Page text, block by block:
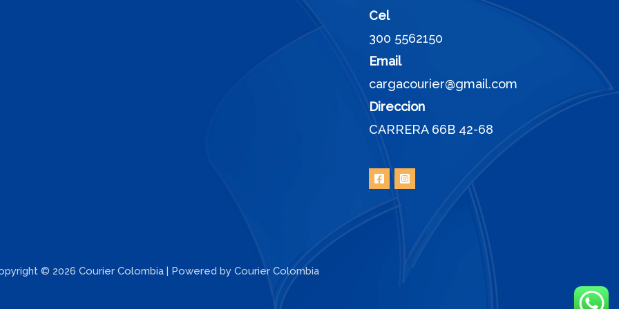
Cel
300 5562150
Email
cargacourier@gmail.com
Direccion
CARRERA 66B 42-68
© 2026 Courier Colombia | Powered by Courier Colombia